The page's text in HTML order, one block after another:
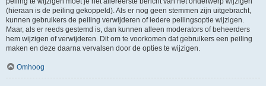
(hieraan is de peiling gekoppeld). Als er nog geen stemmen zijn uitgebracht,
kunnen gebruikers de peiling verwijderen of iedere peilingsoptie wijzigen.
Maar, als er reeds gestemd is, dan kunnen alleen moderators of beheerders
hem wijzigen of verwijderen. Dit om te voorkomen dat gebruikers een peiling
maken en deze daarna vervalsen door de opties te wijzigen.
Omhoog